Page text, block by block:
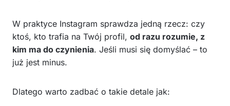
W praktyce Instagram sprawdza jedną rzecz: czy
ktoś, kto trafia na Twój profil, od razu rozumie, z
kim ma do czynienia. Jeśli musi się domyślać – to
już jest minus.
Dlatego warto zadbać o takie detale jak: